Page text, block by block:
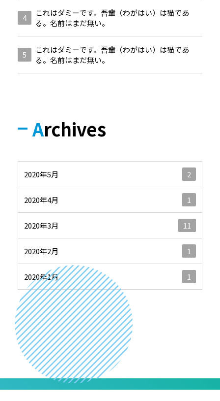
これはダミーです。吾輩（わがはい）は猫であ
る。名前はまだ無い。
これはダミーです。吾輩（わがはい）は猫であ
る。名前はまだ無い。
Archives
2020年5月 2
2020年4月 1
2020年3月 11
2020年2月 1
2020年1月 1